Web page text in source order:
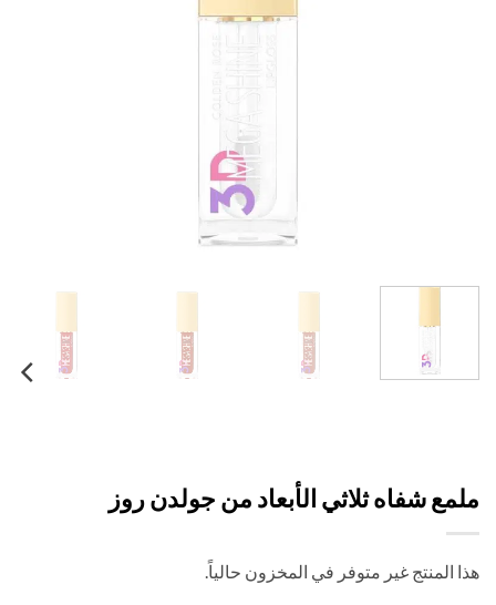
شفاه ثلاثي الأبعاد من جولدن روز
المنتج غير متوفر في المخزون حالياً.